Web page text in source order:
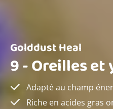
Golddust Heal
9 - Oreilles et
Adapté au champ
Riche en acides gras